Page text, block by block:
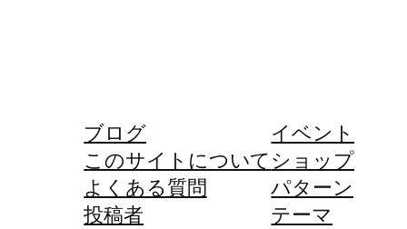
ブログ
このサイトについて
よくある質問
投稿者
イベント
ショップ
パターン
テーマ